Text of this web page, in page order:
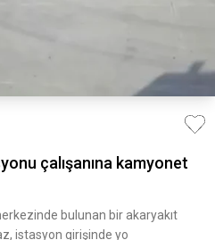
çalışanına kamyonet
bulunan bir akaryakıt
istasyon girişinde yo